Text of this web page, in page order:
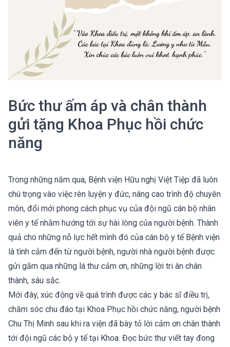
Bức thư ấm áp và chân thành
gửi tặng Khoa Phục hồi chức
năng
Trong những năm qua, Bệnh viện Hữu nghị Việt Tiệp đã luôn
chú trọng vào việc rèn luyện y đức, nâng cao trình độ chuyên
môn, đổi mới phong cách phục vụ của đội ngũ cán bộ nhân
viên y tế nhằm hướng tới sự hài lòng của người bệnh. Thành
quả cho những nỗ lực hết mình đó của cán bộ y tế Bệnh viện
là tình cảm đến từ người bệnh, người nhà người bệnh được
gửi gắm qua những lá thư cảm ơn, những lời tri ân chân
thành, sâu sắc.
Mới đây, xúc động về quá trình được các y bác sĩ điều trị,
chăm sóc chu đáo tại Khoa Phục hồi chức năng, người bệnh
Chu Thị Minh sau khi ra viện đã bày tỏ lời cảm ơn chân thành
tới đội ngũ các bộ y tế tại Khoa. Đọc bức thư viết tay đong